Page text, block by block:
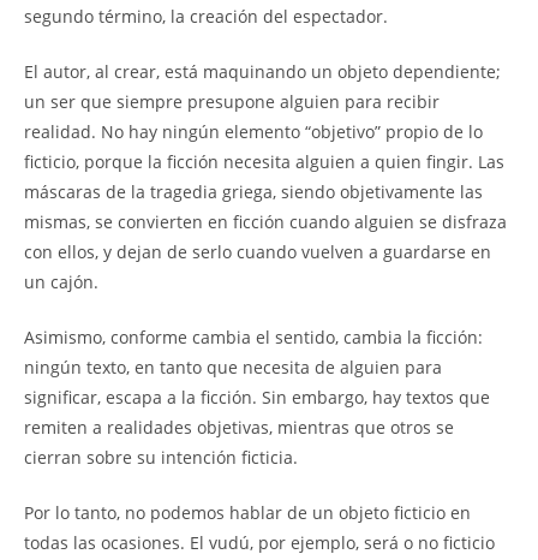
segundo término, la creación del espectador.
El autor, al crear, está maquinando un objeto dependiente;
un ser que siempre presupone alguien para recibir
realidad. No hay ningún elemento “objetivo” propio de lo
ficticio, porque la ficción necesita alguien a quien fingir. Las
máscaras de la tragedia griega, siendo objetivamente las
mismas, se convierten en ficción cuando alguien se disfraza
con ellos, y dejan de serlo cuando vuelven a guardarse en
un cajón.
Asimismo, conforme cambia el sentido, cambia la ficción:
ningún texto, en tanto que necesita de alguien para
significar, escapa a la ficción. Sin embargo, hay textos que
remiten a realidades objetivas, mientras que otros se
cierran sobre su intención ficticia.
Por lo tanto, no podemos hablar de un objeto ficticio en
todas las ocasiones. El vudú, por ejemplo, será o no ficticio